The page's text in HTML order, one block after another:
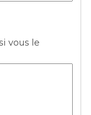
vous le